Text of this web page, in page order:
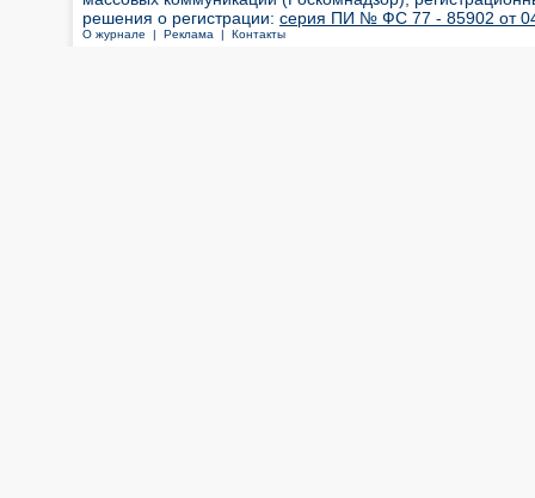
решения о регистрации: серия ПИ № ФС 77 - 85902 от 04
О журнале | Реклама | Контакты